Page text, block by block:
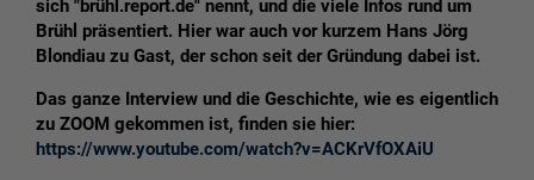
sich "brühl.report.de" nennt, und die viele Infos rund um
Brühl präsentiert. Hier war auch vor kurzem Hans Jörg
Blondiau zu Gast, der schon seit der Gründung dabei ist.
Das ganze Interview und die Geschichte, wie es eigentlich
zu ZOOM gekommen ist, finden sie hier:
https://www.youtube.com/watch?v=ACKrVfOXAiU